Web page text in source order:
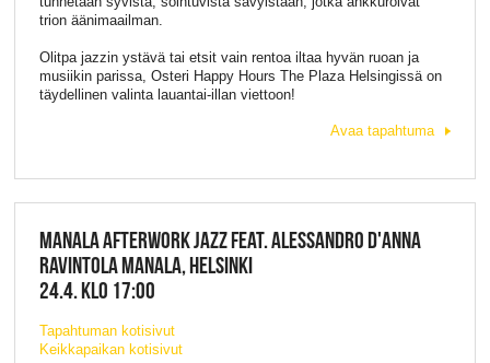
trion äänimaailman.
Olitpa jazzin ystävä tai etsit vain rentoa iltaa hyvän ruoan ja
musiikin parissa, Osteri Happy Hours The Plaza Helsingissä on
täydellinen valinta lauantai-illan viettoon!
Avaa tapahtuma
MANALA AFTERWORK JAZZ FEAT. ALESSANDRO D'ANNA
RAVINTOLA MANALA, HELSINKI
24.4. KLO 17:00
Tapahtuman kotisivut
Keikkapaikan kotisivut